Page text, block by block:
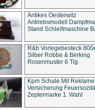
Antikes Oesterwitz
Antriebsmodell
Stand Schleifmaschine
R&b Vorlegebesteck
Silber Robbe & Berking
Rosenmuster 6 Tlg.
Kpm Schale Mit Reklame
Versicherung
Zeptermarke 1. Wahl